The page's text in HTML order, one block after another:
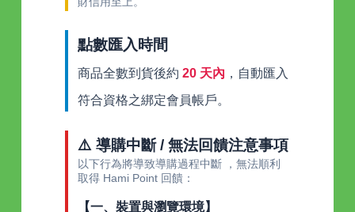
點數匯入時間
商品全數到貨後約20 天內 ，自動匯入
符合資格之綁定會員帳戶。
⚠️ 導購中斷 / 無法回饋注意事項
以下行為將導致導購過程中斷 ，無法順利
取得 Hami Point 回饋：
【一、裝置與瀏覽環境】